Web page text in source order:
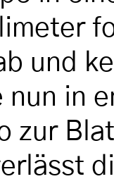
und
nun in
zur